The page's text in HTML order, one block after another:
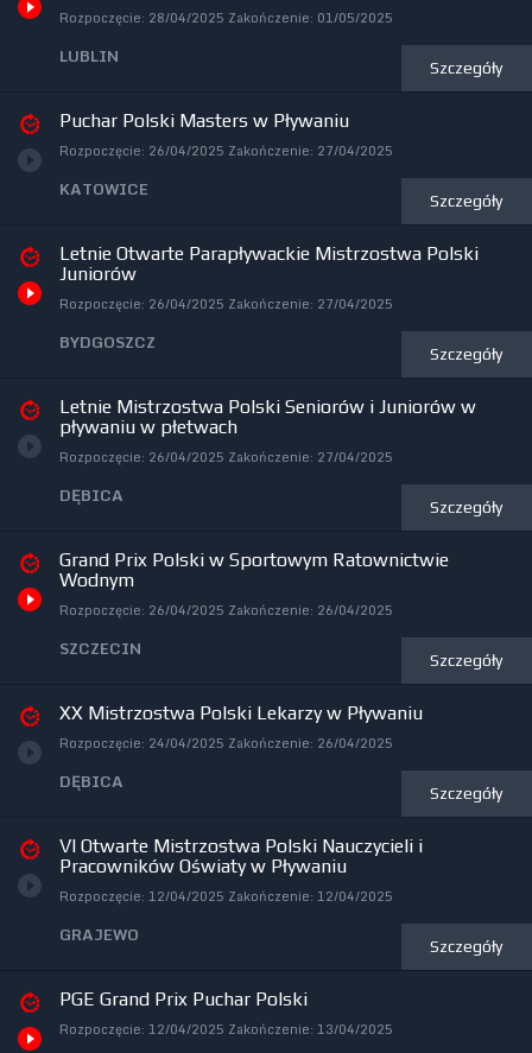
Rozpoczęcie: 28/04/2025 Zakończenie: 01/05/2025
LUBLIN Szczegóły
Puchar Polski Masters w Pływaniu
Rozpoczęcie: 26/04/2025 Zakończenie: 27/04/2025
KATOWICE Szczegóły
Letnie Otwarte Parapływackie Mistrzostwa Polski
Juniorów
Rozpoczęcie: 26/04/2025 Zakończenie: 27/04/2025
BYDGOSZCZ Szczegóły
Letnie Mistrzostwa Polski Seniorów i Juniorów w
pływaniu w płetwach
Rozpoczęcie: 26/04/2025 Zakończenie: 27/04/2025
DĘBICA Szczegóły
Grand Prix Polski w Sportowym Ratownictwie
Wodnym
Rozpoczęcie: 26/04/2025 Zakończenie: 26/04/2025
SZCZECIN Szczegóły
XX Mistrzostwa Polski Lekarzy w Pływaniu
Rozpoczęcie: 24/04/2025 Zakończenie: 26/04/2025
DĘBICA Szczegóły
VI Otwarte Mistrzostwa Polski Nauczycieli i
Pracowników Oświaty w Pływaniu
Rozpoczęcie: 12/04/2025 Zakończenie: 12/04/2025
GRAJEWO Szczegóły
PGE Grand Prix Puchar Polski
Rozpoczęcie: 12/04/2025 Zakończenie: 13/04/2025